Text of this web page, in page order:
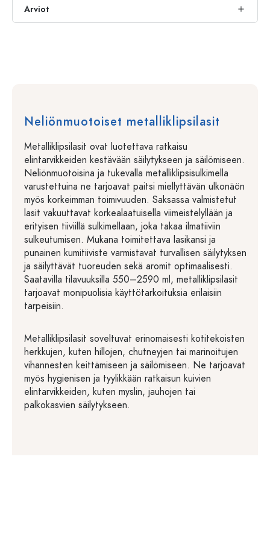
Arviot
Neliönmuotoiset metalliklipsilasit
Metalliklipsilasit ovat luotettava ratkaisu
elintarvikkeiden kestävään säilytykseen ja säilömiseen.
Neliönmuotoisina ja tukevalla metalliklipsisulkimella
varustettuina ne tarjoavat paitsi miellyttävän ulkonäön
myös korkeimman toimivuuden. Saksassa valmistetut
lasit vakuuttavat korkealaatuisella viimeistelyllään ja
erityisen tiiviillä sulkimellaan, joka takaa ilmatiiviin
sulkeutumisen. Mukana toimitettava lasikansi ja
punainen kumitiiviste varmistavat turvallisen säilytyksen
ja säilyttävät tuoreuden sekä aromit optimaalisesti.
Saatavilla tilavuuksilla 550–2590 ml, metalliklipsilasit
tarjoavat monipuolisia käyttötarkoituksia erilaisiin
tarpeisiin.
Metalliklipsilasit soveltuvat erinomaisesti kotitekoisten
herkkujen, kuten hillojen, chutneyjen tai marinoitujen
vihannesten keittämiseen ja säilömiseen. Ne tarjoavat
myös hygienisen ja tyylikkään ratkaisun kuivien
elintarvikkeiden, kuten myslin, jauhojen tai
palkokasvien säilytykseen.